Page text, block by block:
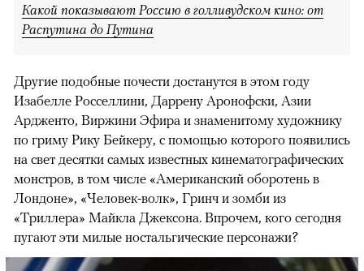
Какой показывают Россию в голливудском кино: от
Распутина до Путина
Другие подобные почести достанутся в этом году
Изабелле Росселлини, Даррену Аронофски, Азии
Ардженто, Виржини Эфира и знаменитому художнику
по гриму Рику Бейкеру, с помощью которого появились
на свет десятки самых известных кинематографических
монстров, в том числе «Американский оборотень в
Лондоне», «Человек-волк», Гринч и зомби из
«Триллера» Майкла Джексона. Впрочем, кого сегодня
пугают эти милые ностальгические персонажи?